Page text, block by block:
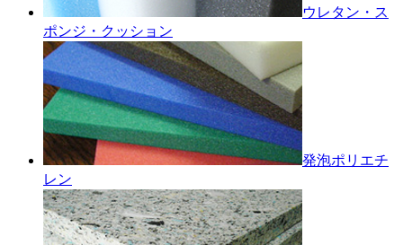
ウレタン・ス
ポンジ・クッション
発泡ポリエチ
レン